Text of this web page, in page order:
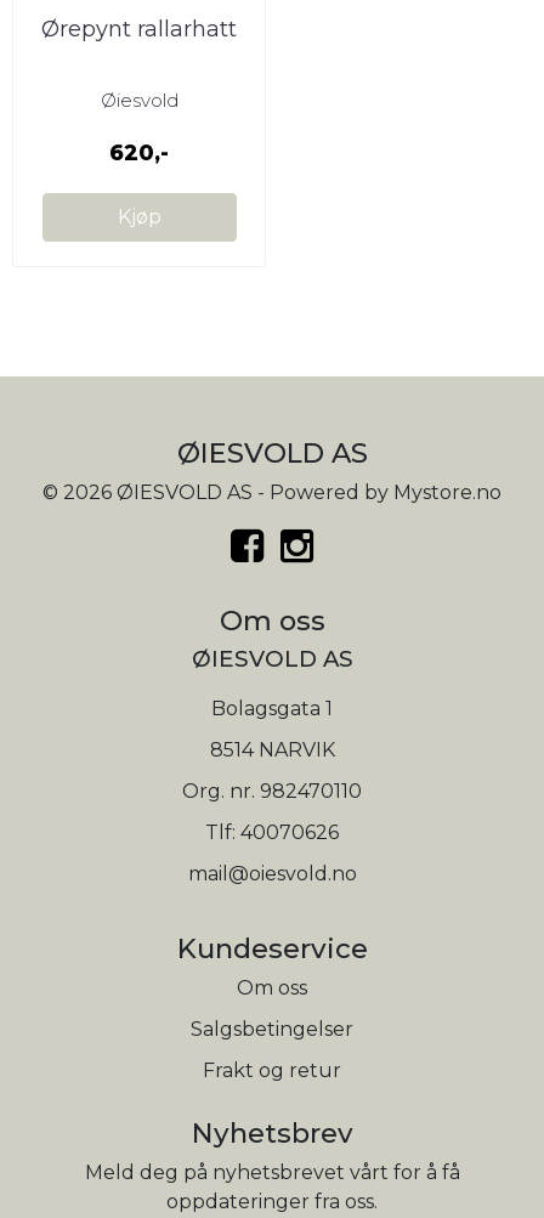
Ørepynt rallarhatt
Øiesvold
620,-
Kjøp
ØIESVOLD AS
© 2026 ØIESVOLD AS - Powered by Mystore.no
Om oss
ØIESVOLD AS
Bolagsgata 1
8514 NARVIK
Org. nr. 982470110
Tlf: 40070626
mail@oiesvold.no
Kundeservice
Om oss
Salgsbetingelser
Frakt og retur
Nyhetsbrev
Meld deg på nyhetsbrevet vårt for å få
oppdateringer fra oss.